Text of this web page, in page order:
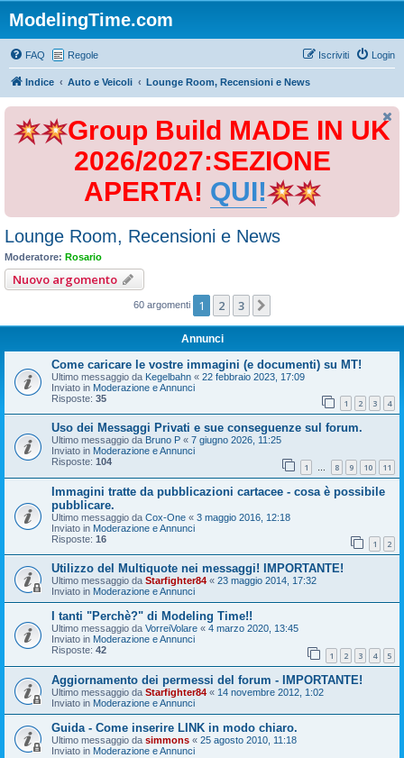
ModelingTime.com
FAQ Regole Login
Iscriviti
Indice Auto e Veicoli Lounge Room, Recensioni e News
Group Build MADE IN UK
2026/2027:SEZIONE
APERTA! QUI!
Lounge Room, Recensioni e News
Moderatore: Rosario
Nuovo argomento
60 argomenti 1 2 3
Annunci
Come caricare le vostre immagini (e documenti) su MT!
Ultimo messaggio da Kegelbahn « 22 febbraio 2023, 17:09
Inviato in Moderazione e Annunci
Risposte: 35 1 2 3 4
Uso dei Messaggi Privati e sue conseguenze sul forum.
Ultimo messaggio da Bruno P « 7 giugno 2026, 11:25
Inviato in Moderazione e Annunci
Risposte: 104 1 … 8 9 10 11
Immagini tratte da pubblicazioni cartacee - cosa è possibile
pubblicare.
Ultimo messaggio da Cox-One « 3 maggio 2016, 12:18
Inviato in Moderazione e Annunci
Risposte: 16 1 2
Utilizzo del Multiquote nei messaggi! IMPORTANTE!
Ultimo messaggio da Starfighter84 « 23 maggio 2014, 17:32
Inviato in Moderazione e Annunci
I tanti "Perchè?" di Modeling Time!!
Ultimo messaggio da VorreiVolare « 4 marzo 2020, 13:45
Inviato in Moderazione e Annunci
Risposte: 42 1 2 3 4 5
Aggiornamento dei permessi del forum - IMPORTANTE!
Ultimo messaggio da Starfighter84 « 14 novembre 2012, 1:02
Inviato in Moderazione e Annunci
Guida - Come inserire LINK in modo chiaro.
Ultimo messaggio da simmons « 25 agosto 2010, 11:18
Inviato in Moderazione e Annunci